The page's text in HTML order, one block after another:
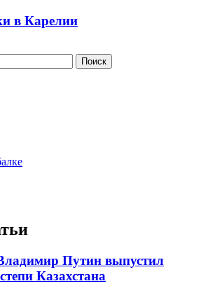
в Карелии
Путин выпустил
Казахстана